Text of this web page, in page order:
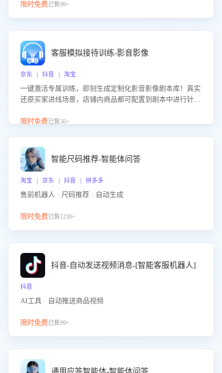
限时免费已售99+
客服模拟接待训练-影音影像
京东 | 抖音 | 淘宝
一键激活专属训练，即刻生成定制化影音影像剧本库！真实
还原买家进线场景，店铺内商品都可配置到剧本中进行针对
击 “立即开通”，快速获取影音影像类目剧本，一键开启客服
限时免费已售50+
智能尺码推荐-智能体问答
淘宝 | 京东 | 抖音 | 拼多多
售前机器人 · 尺码推荐 · 自动生成
限时免费已售1230+
抖音-自动发送视频消息-[智能客服机器人]
抖音
AI工具 · 自动推送商品视频
限时免费已售99+
通用应答智能体-智能体问答